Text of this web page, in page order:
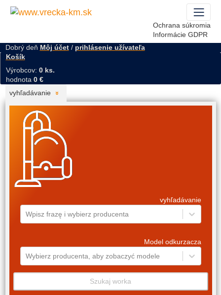
Ochrana súkromia
Informácie GDPR
Dobrý deň Môj účet/ prihlásenie užívateľa
Košík
Výrobcov: 0 ks.
hodnota 0 €
vyhľadávanie
vyhľadávanie
Wpisz frazę i wybierz producenta
Model odkurzacza
Wybierz producenta, aby zobaczyć modele
Szukaj worka